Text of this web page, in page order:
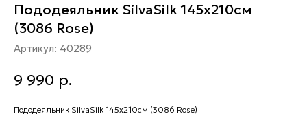
Пододеяльник SilvaSilk 145х210см
(3086 Rose)
Артикул: 40289
9 990 р.
Пододеяльник SilvaSilk 145х210см (3086 Rose)